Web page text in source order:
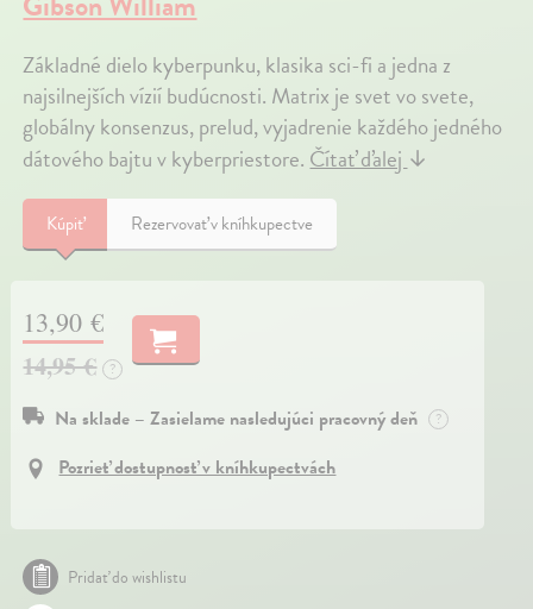
Základné dielo kyberpunku, klasika sci-fi a jedna z
najsilnejších vízií budúcnosti. Matrix je svet vo svete,
globálny konsenzus, prelud, vyjadrenie každého jedného
dátového bajtu v kyberpriestore.Čítať ďalej↓
Kúpiť Rezervovať v kníhkupectve
13,90 €
14,95 €
?
Na sklade – Zasielame nasledujúci pracovný deň ?
Pozrieť dostupnosť v kníhkupectvách
Pridať do wishlistu